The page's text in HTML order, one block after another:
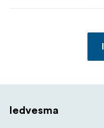
Iedvesma